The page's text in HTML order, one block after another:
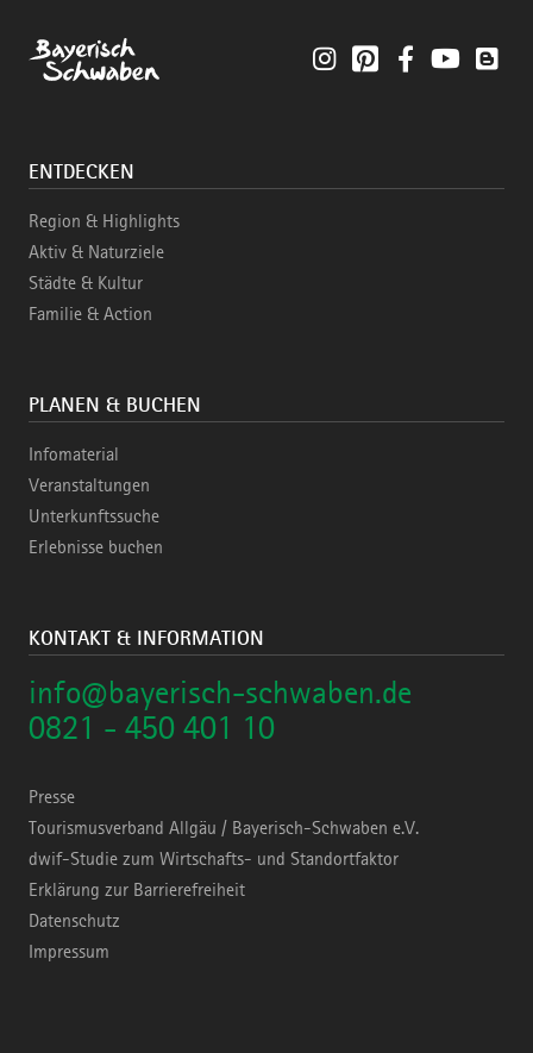
InstagramPinterestFacebookYouTube
ENTDECKEN
Region & Highlights
Aktiv & Naturziele
Städte & Kultur
Familie & Action
PLANEN & BUCHEN
Infomaterial
Veranstaltungen
Unterkunftssuche
Erlebnisse buchen
KONTAKT & INFORMATION
info@bayerisch-schwaben.de
0821 - 450 401 10
Presse
Tourismusverband Allgäu / Bayerisch-Schwaben e.V.
dwif-Studie zum Wirtschafts- und Standortfaktor
Erklärung zur Barrierefreiheit
Datenschutz
Impressum